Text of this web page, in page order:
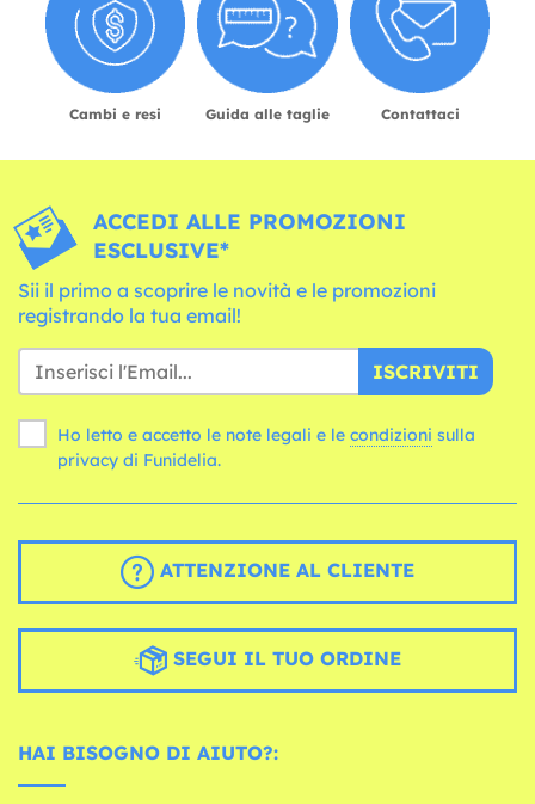
Cambi e resi Guida alle taglie Contattaci
ACCEDI ALLE PROMOZIONI
ESCLUSIVE*
Sii il primo a scoprire le novità e le promozioni
registrando la tua email!
ISCRIVITI
Ho letto e accetto le note legali e le condizioni
privacy di Funidelia.
ATTENZIONE AL CLIENTE
SEGUI IL TUO ORDINE
HAI BISOGNO DI AIUTO?: